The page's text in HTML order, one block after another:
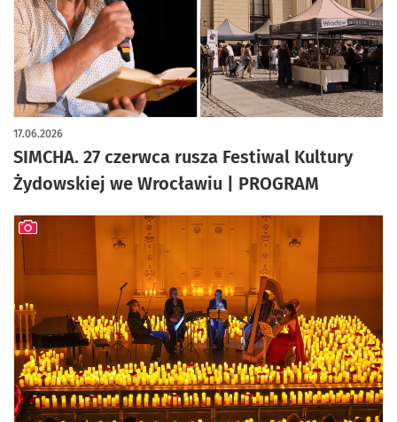
SIMCHA. 27 czerwca rusza Festiwal Kultury
Żydowskiej we Wrocławiu | PROGRAM
17.06.2026